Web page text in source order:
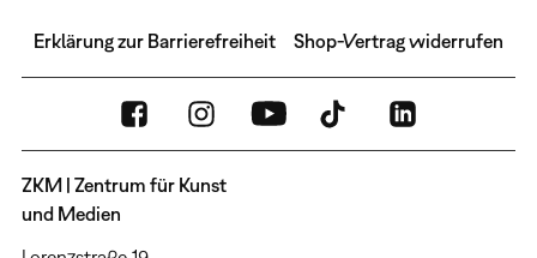
Erklärung zur Barrierefreiheit Shop-Vertrag widerrufen
ZKM | Zentrum für Kunst
und Medien